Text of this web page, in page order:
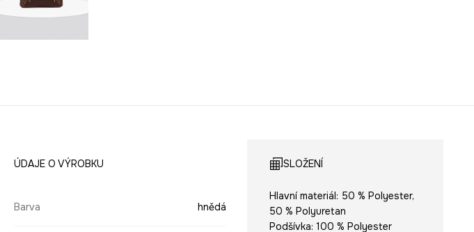
ÚDAJE O VÝROBKU
Barva hnědá
SLOŽENÍ
Hlavní materiál: 50 % Polyester,
50 % Polyuretan
Podšívka: 100 % Polyester